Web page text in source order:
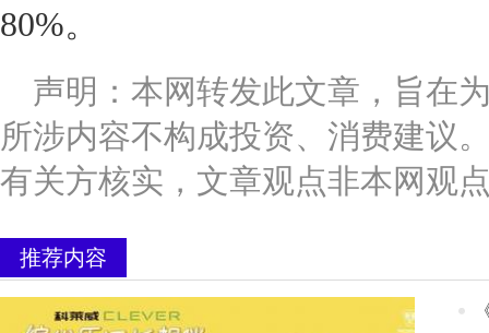
80%。
声明：本网转发此文章，旨在
所涉内容不构成投资、消费建议
有关方核实，文章观点非本网观
推荐内容